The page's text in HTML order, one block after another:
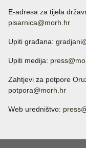
E-adresa za tijela
pisarnica@morh.hr
Upiti građana:
Upiti medija:
Zahtjevi za potpore
potpora@morh.hr
Web uredništvo: